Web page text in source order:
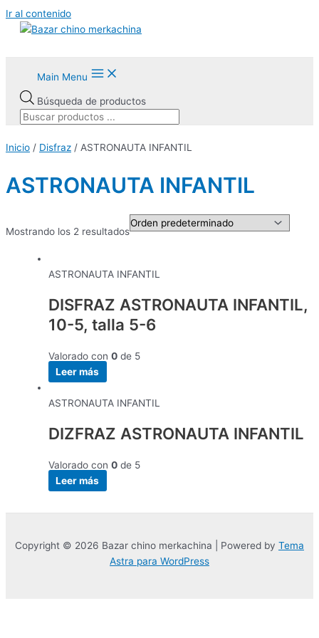
Ir al contenido
Main Menu
Búsqueda de productos
Inicio / Disfraz / ASTRONAUTA INFANTIL
ASTRONAUTA INFANTIL
Mostrando los 2 resultados
ASTRONAUTA INFANTIL
DISFRAZ ASTRONAUTA INFANTIL,
10-5, talla 5-6
Valorado con 0 de 5
Leer más
ASTRONAUTA INFANTIL
DIZFRAZ ASTRONAUTA INFANTIL
Valorado con 0 de 5
Leer más
Copyright © 2026 Bazar chino merkachina | Powered by Tema
Astra para WordPress